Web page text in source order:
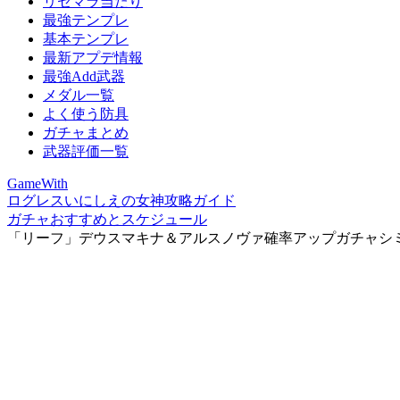
最強テンプレ
基本テンプレ
最新アプデ情報
最強Add武器
メダル一覧
よく使う防具
ガチャまとめ
武器評価一覧
GameWith
ログレスいにしえの女神攻略ガイド
ガチャおすすめとスケジュール
「リーフ」デウスマキナ＆アルスノヴァ確率アップガチャシ